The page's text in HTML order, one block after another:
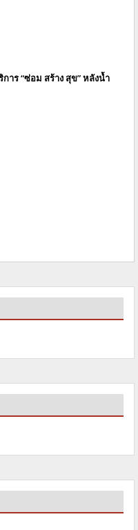
ร “ซ่อม สร้าง สุข” หลังน้ำ